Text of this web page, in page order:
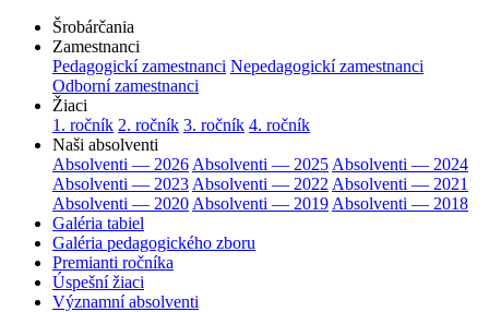
Šrobárčania
Zamestnanci
Pedagogickí zamestnanci Nepedagogickí zamestnanci
Odborní zamestnanci
Žiaci
1. ročník 2. ročník 3. ročník 4. ročník
Naši absolventi
Absolventi — 2026 Absolventi — 2025 Absolventi — 2024
Absolventi — 2023 Absolventi — 2022 Absolventi — 2021
Absolventi — 2020 Absolventi — 2019 Absolventi — 2018
Galéria tabiel
Galéria pedagogického zboru
Premianti ročníka
Úspešní žiaci
Významní absolventi